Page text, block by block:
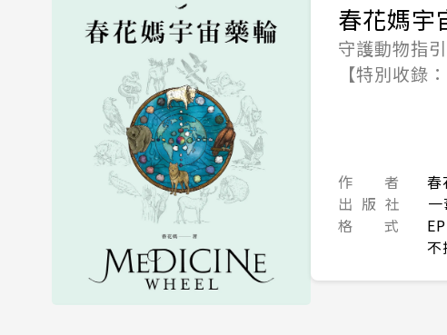
春花媽宇
守護動物指
【特別收錄
作 者
春
出 版 社
格 式
不